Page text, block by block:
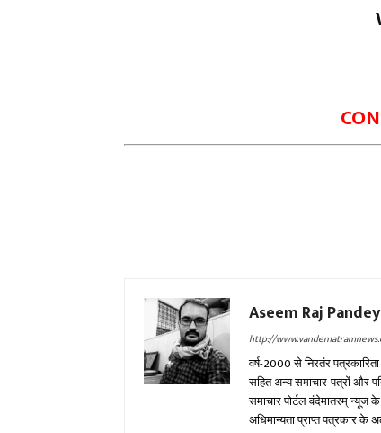
Aseem Raj Pandey
http://
वर्ष-2000 से निरतंर
सहित अन्य समाचार-पत्रों और
समाचार पोर्टल वंदेमातरम् न्यूज
अधिमान्यता प्राप्त पत्रकार